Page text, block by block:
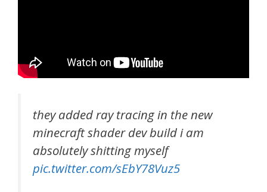
they added ray tracing in the new
minecraft shader dev build i am
absolutely shitting myself
pic.twitter.com/sEbY78Vuz5